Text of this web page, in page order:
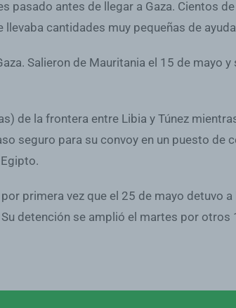
pasado antes de llegar a Gaza. Cientos
cantidades muy pequeñas de
Salieron de Mauritania el 15 de mayo y
de la frontera entre Libia y Túnez
seguro para su convoy en un puesto de
primera vez que el 25 de mayo detuvo a
detención se amplió el martes por otros